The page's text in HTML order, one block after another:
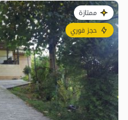
ممتازة
حجز فوري